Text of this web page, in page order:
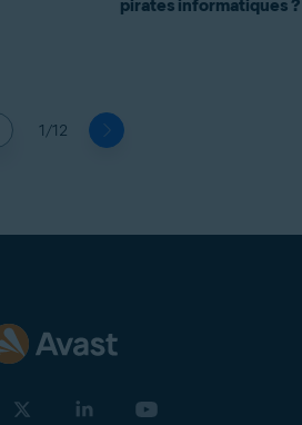
1/12
pirates informatiques ?